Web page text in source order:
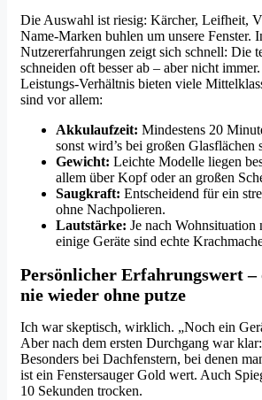
Die Auswahl ist riesig: Kärcher, Leifheit,
Name-Marken buhlen um unsere Fenster.
Nutzererfahrungen zeigt sich schnell: Die
schneiden oft besser ab – aber nicht
Leistungs-Verhältnis bieten viele
sind vor allem:
Akkulaufzeit: Mindestens 20
sonst wird’s bei großen Glasflächen
Gewicht: Leichte Modelle liegen
allem über Kopf oder an großen
Saugkraft: Entscheidend für ein
ohne Nachpolieren.
Lautstärke: Je nach
einige Geräte sind echte
Persönlicher Erfahrungswert
nie wieder ohne putze
Ich war skeptisch, wirklich. „Noch ein
Aber nach dem ersten Durchgang war
Besonders bei Dachfenstern, bei denen
ist ein Fenstersauger Gold wert. Auch
10 Sekunden trocken.